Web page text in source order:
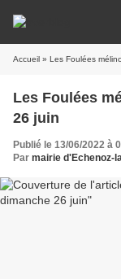
Accueil » Les Foulées
Les Foulées
26 juin
Publié le 13/06/2022 à
Par mairie d'Echenoz-